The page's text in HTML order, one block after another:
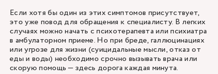
Если хотя бы один из этих симптомов присутствует,
это уже повод для обращения к специалисту. В легких
случаях можно начать с психотерапевта или психиатра
в амбулаторном приеме. Но при бреде, галлюцинациях
или угрозе для жизни (суицидальные мысли, отказ от
еды и воды) необходимо срочно вызывать врача или
скорую помощь — здесь дорога каждая минута.